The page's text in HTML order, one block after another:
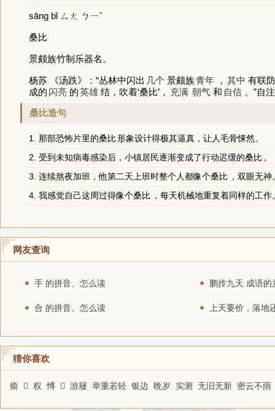
sāng bǐ ㄙㄤ ㄅㄧˇ
桑比
景颇族竹制乐器名。
杨苏 《汤跌》：“丛林中闪出 几个 景颇族青年 ， 其中 有联
成的 闪亮 的英雄 结，吹着‘桑比’， 充满 朝气 和 自信 。”自
桑比造句
1. 那部恐怖片里的桑比形象设计得极其逼真，让人毛骨悚然。
2. 受到未知病毒感染后，小镇居民逐渐变成了行动迟缓的桑比 。
3. 连续熬夜加班，他第二天上班时整个人都像个桑比 ，双眼无神
4. 我感觉自己这周过得像个桑比 ，每天机械地重复着同样的工作
网友查询
手 的拼音、怎么读 鹏抟九天 成语的
合 的拼音、怎么读
猜你喜欢
瘉 𢿨 权 愽 𧧍 游屦 举重若轻 银边 晩岁 实测 无旧无新 密云不雨